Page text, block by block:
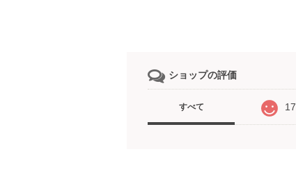
ショップの評価
すべて 17